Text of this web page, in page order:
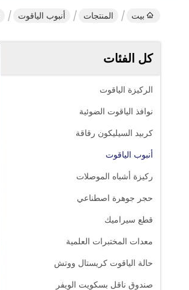
بيت المنتجات أنبوب الياقوت
كل الفئات
الركيزة الياقوت
نوافذ الياقوت الضوئية
كربيد السيليكون رقاقة
أنبوب الياقوت
ركيزة أشباه الموصلات
حجر جوهرة اصطناعي
قطع سيراميك
معدات المختبرات العلمية
حالة الياقوت كريستال ووتش
صندوق ناقل بسكويت الويفر